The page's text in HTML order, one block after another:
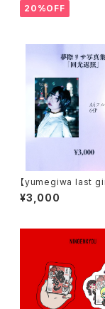
20%OFF
【yumegiwa last
サ写真集「回光返照」
¥3,000